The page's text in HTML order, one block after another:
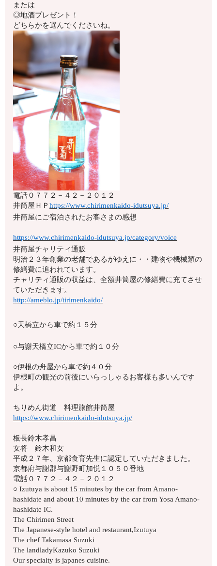
または
◎地酒プレゼント！
どちらかを選んでくださいね。
電話０７７２－４２－２０１２
井筒屋ＨＰhttps://www.chirimenkaido-idutsuya.jp/
井筒屋にご宿泊されたお客さまの感想
https://www.chirimenkaido-idutsuya.jp/category/voice
井筒屋チャリティ通販
明治２３年創業の老舗であるがゆえに・・建物や機械類の
修繕費に追われています。
チャリティ通販の収益は、全額井筒屋の修繕費に充てさせ
ていただきます。
http://ameblo.jp/tirimenkaido/
○天橋立から車で約１５分
○与謝天橋立ICから車で約１０分
○伊根の舟屋から車で約４０分
伊根町の観光の前後にいらっしゃるお客様も多いんです
よ。
ちりめん街道 料理旅館井筒屋
https://www.chirimenkaido-idutsuya.jp/
板長鈴木孝昌
女将 鈴木和女
平成２７年、京都食育先生に認定していただきました。
京都府与謝郡与謝野町加悦１０５０番地
電話０７７２－４２－２０１２
○ Izutuya is about 15 minutes by the car from Amano-
hashidate and about 10 minutes by the car from Yosa Amano-
hashidate IC.
The Chirimen Street
The Japanese-style hotel and restaurant,Izutuya
The chef Takamasa Suzuki
The landladyKazuko Suzuki
Our specialty is japanes cuisine.